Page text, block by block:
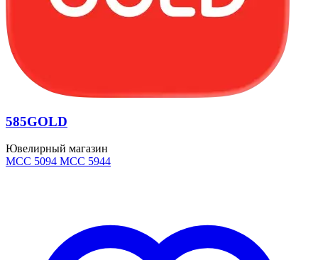
585GOLD
Ювелирный магазин
MCC 5094 MCC 5944